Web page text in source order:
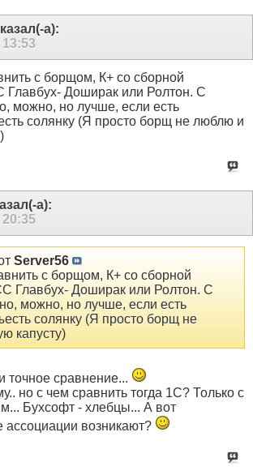
а):
13:53
с борщом, К+ со сборной
Главбух- Доширак или Ролтон. С
можно, но лучше, если есть
солянку (Я просто борщ не люблю и
а):
20:35
Server56
с борщом, К+ со сборной
Главбух- Доширак или Ролтон. С
можно, но лучше, если есть
солянку (Я просто борщ не
капусту)
точное сравнение...
но с чем сравнить тогда 1С? Только с
Бухсофт - хлебцы... А вот
ассоциации возникают?